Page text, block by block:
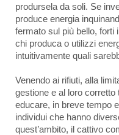
prodursela da soli. Se
produce energia
fermato sul più bello, forti
chi produca o utilizzi
intuitivamente quali
Venendo ai rifiuti, alla
gestione e al loro
educare, in breve tempo
individui che hanno
quest’ambito, il cattivo